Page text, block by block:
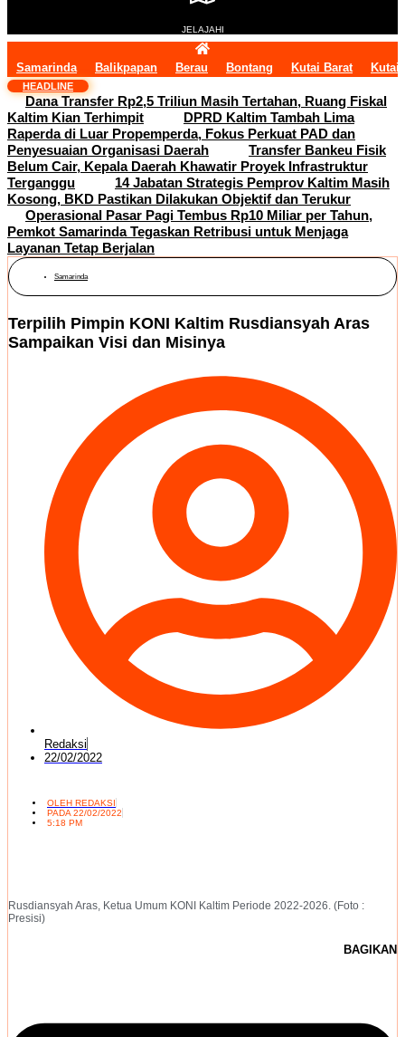
JELAJAHI
Samarinda Balikpapan Berau Bontang Kutai Barat Kutai
HEADLINE
Dana Transfer Rp2,5 Triliun Masih Tertahan, Ruang Fiskal
Kaltim Kian Terhimpit
DPRD Kaltim Tambah Lima
Raperda di Luar Propemperda, Fokus Perkuat PAD dan
Penyesuaian Organisasi Daerah
Transfer Bankeu Fisik
Belum Cair, Kepala Daerah Khawatir Proyek Infrastruktur
Terganggu
14 Jabatan Strategis Pemprov Kaltim Masih
Kosong, BKD Pastikan Dilakukan Objektif dan Terukur
Operasional Pasar Pagi Tembus Rp10 Miliar per Tahun,
Pemkot Samarinda Tegaskan Retribusi untuk Menjaga
Layanan Tetap Berjalan
Samarinda
Terpilih Pimpin KONI Kaltim Rusdiansyah Aras
Sampaikan Visi dan Misinya
Redaksi
22/02/2022
OLEH REDAKSI
PADA22/02/2022
5:18 PM
Rusdiansyah Aras, Ketua Umum KONI Kaltim Periode 2022-2026. (Foto :
Presisi)
BAGIKAN